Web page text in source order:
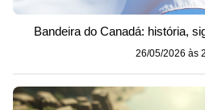
Bandeira do Canadá: história,
26/05/2026 às